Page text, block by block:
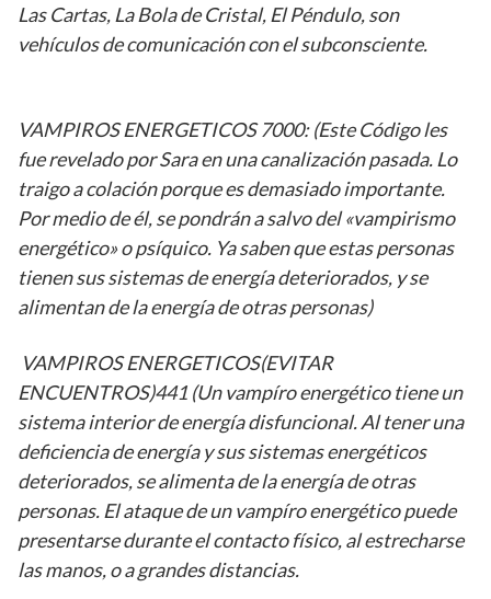
Las Cartas, La Bola de Cristal, El Péndulo, son
vehículos de comunicación con el subconsciente.
VAMPIROS ENERGETICOS 7000: (Este Código les
fue revelado por Sara en una canalización pasada. Lo
traigo a colación porque es demasiado importante.
Por medio de él, se pondrán a salvo del «vampirismo
energético» o psíquico. Ya saben que estas personas
tienen sus sistemas de energía deteriorados, y se
alimentan de la energía de otras personas)
VAMPIROS ENERGETICOS(EVITAR
ENCUENTROS)441 (Un vampíro energético tiene un
sistema interior de energía disfuncional. Al tener una
deficiencia de energía y sus sistemas energéticos
deteriorados, se alimenta de la energía de otras
personas. El ataque de un vampíro energético puede
presentarse durante el contacto físico, al estrecharse
las manos, o a grandes distancias.